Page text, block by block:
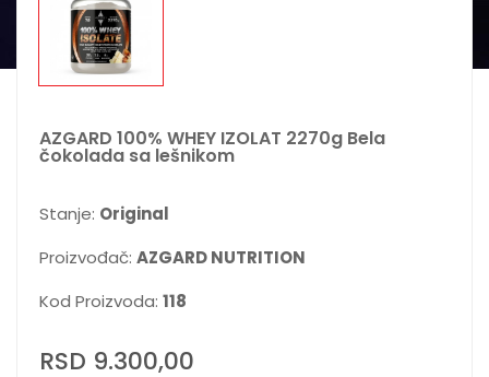
AZGARD 100% WHEY IZOLAT 2270g Bela
čokolada sa lešnikom
Stanje: Original
Proizvođač: AZGARD NUTRITION
Kod Proizvoda: 118
RSD 9.300,00